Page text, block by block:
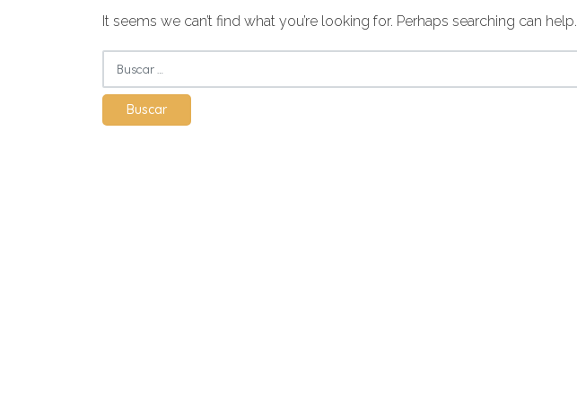
It seems we can’t find what you’re looking for. Perhaps searching can help.
Buscar: